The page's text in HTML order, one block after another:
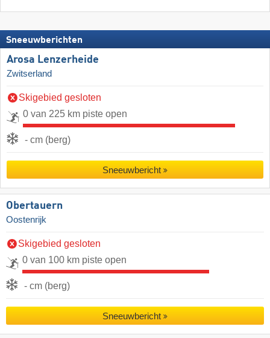
Sneeuwberichten
Arosa Lenzerheide
Zwitserland
Skigebied gesloten
0 van 225 km piste open
- cm (berg)
Sneeuwbericht
Obertauern
Oostenrijk
Skigebied gesloten
0 van 100 km piste open
- cm (berg)
Sneeuwbericht